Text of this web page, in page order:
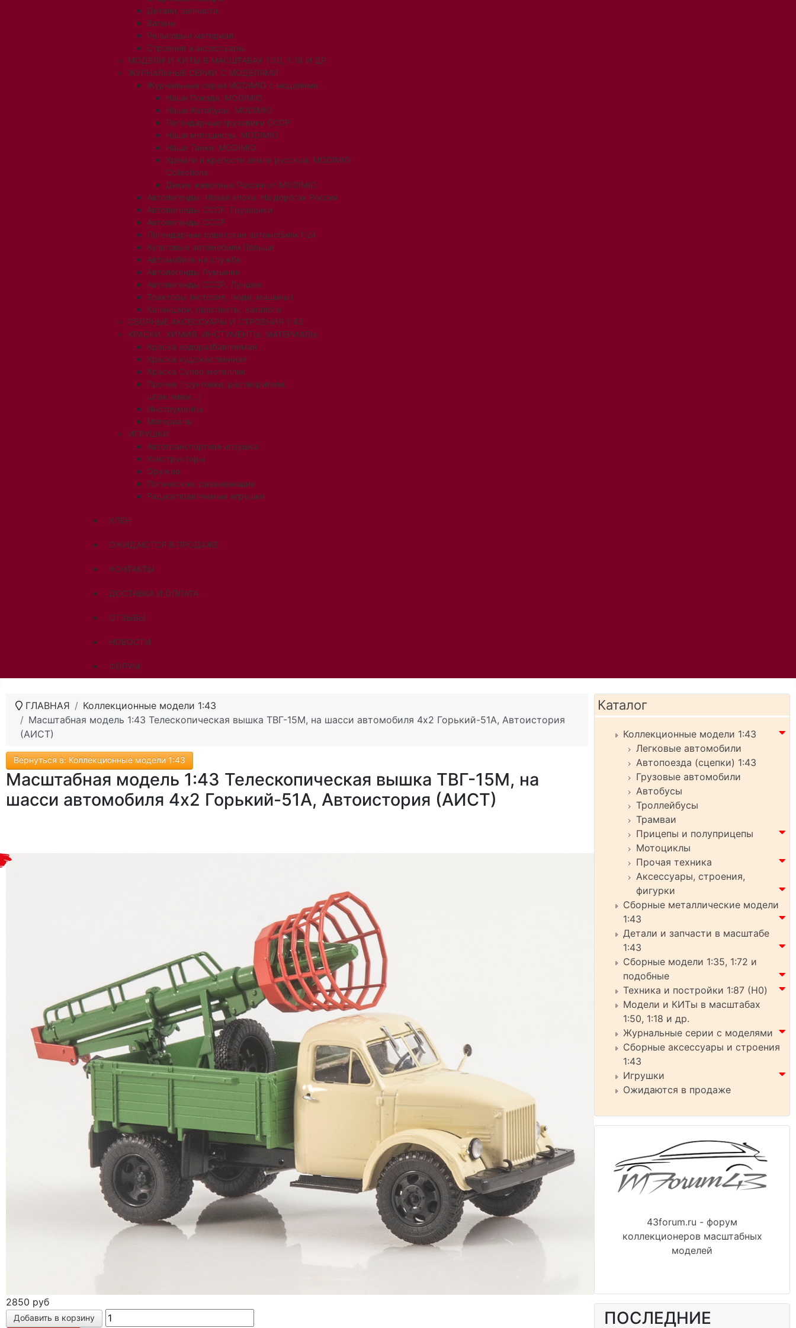
Детали, запчасти
Вагоны
Рельсовый материал
Строения и аксессуары
МОДЕЛИ И КИТЫ В МАСШТАБАХ 1:50, 1:18 И ДР.
ЖУРНАЛЬНЫЕ СЕРИИ С МОДЕЛЯМИ
Журнальные серии MODIMIO с моделями
Наши Поезда. MODIMIO
Наши Автобусы. MODIMIO
Легендарные грузовики СССР
Наши мотоциклы. MODIMIO
Наши Танки. MODIMIO
Кремли и крепости земли русской. MODIMIO
Collections
Дикие животные России от MODIMIO
Автолегенды. Новая эпоха. На дорогах России
Автолегенды СССР. Грузовики
Автолегенды СССР
Легендарные советские автомобили 1:24
Культовые автомобили Польши
Автомобиль на службе
Автолегенды Румынии
Автолегенды СССР. Лучшее
Тракторы (история, люди, машины)
Календари, проспекты, каталоги
СБОРНЫЕ АКСЕССУАРЫ И СТРОЕНИЯ 1:43
КРАСКИ, ХИМИЯ, ИНСТУМЕНТЫ, МАТЕРИАЛЫ
Краска водоразбавляемая
Краска художественная
Краска Супер металлик
Прочее (грунтовки, растворители,
шпаклевки...)
Инструменты
Материалы
ИГРУШКИ
Автотранспортная игрушка
Конструкторы
Оружие
Логические, развивающие
Радиоуправляемые игрушки
КЛЕН
ОЖИДАЮТСЯ В ПРОДАЖЕ
КОНТАКТЫ
ДОСТАВКА И ОПЛАТА
ОТЗЫВЫ
НОВОСТИ
ФОРУМ
ГЛАВНАЯ
Коллекционные модели 1:43
Масштабная модель 1:43 Телескопическая вышка ТВГ-15М, на шасси автомобиля 4х2 Горький-51А, Автоистория
(АИСТ)
Вернуться в: Коллекционные модели 1:43
Масштабная модель 1:43 Телескопическая вышка ТВГ-15М, на
шасси автомобиля 4х2 Горький-51А, Автоистория (АИСТ)
2850 руб
Каталог
Коллекционные модели 1:43
Легковые автомобили
Автопоезда (сцепки) 1:43
Грузовые автомобили
Автобусы
Троллейбусы
Трамваи
Прицепы и полуприцепы
Мотоциклы
Прочая техника
Аксессуары, строения,
фигурки
Сборные металлические модели
1:43
Детали и запчасти в масштабе
1:43
Сборные модели 1:35, 1:72 и
подобные
Техника и постройки 1:87 (H0)
Модели и КИТы в масштабах
1:50, 1:18 и др.
Журнальные серии с моделями
Сборные аксессуары и строения
1:43
Игрушки
Ожидаются в продаже
43forum.ru - форум
коллекционеров масштабных
моделей
ПОСЛЕДНИЕ